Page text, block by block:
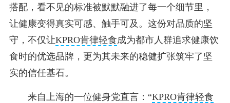
搭配，看不见的标准被默默融进了每一个细节里，
让健康变得真实可感、触手可及。这份对品质的坚
守，不仅让KPRO肯律轻食成为都市人群追求健康饮
食时的优选品牌，更为其未来的稳健扩张筑牢了坚
实的信任基石。
来自上海的一位健身党直言：“KPRO肯律轻食